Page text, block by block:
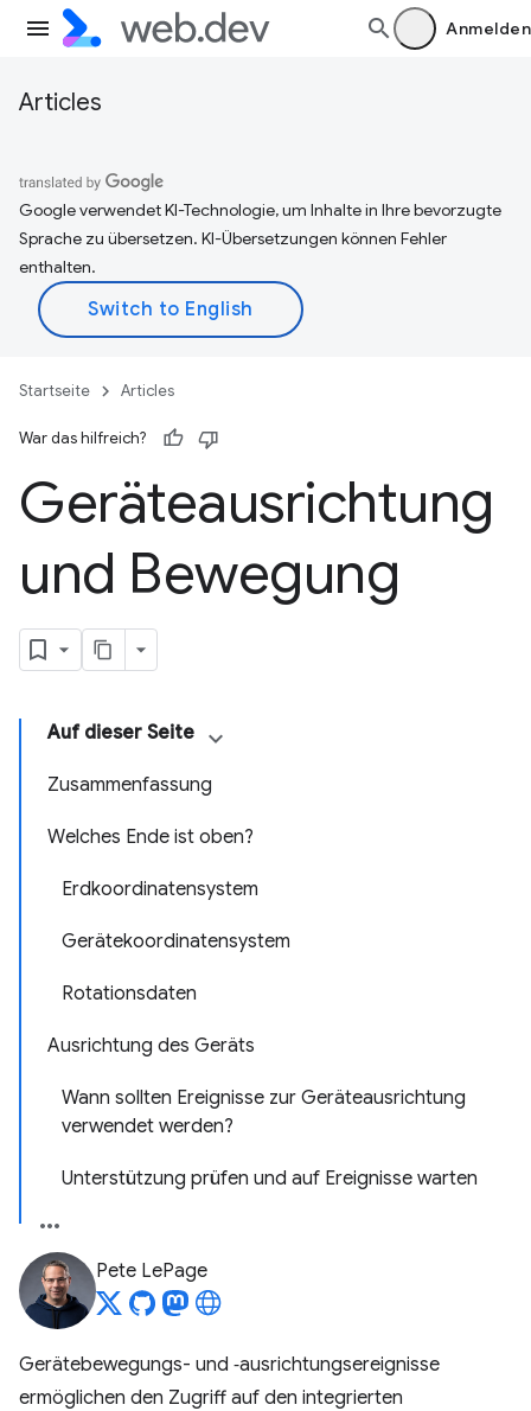
Anmelden
Articles
Google verwendet KI-Technologie, um Inhalte in Ihre bevorzugte
Sprache zu übersetzen. KI-Übersetzungen können Fehler
enthalten.
Startseite Articles
War das hilfreich?
Geräteausrichtung
und Bewegung
Auf dieser Seite
Zusammenfassung
Welches Ende ist oben?
Erdkoordinatensystem
Gerätekoordinatensystem
Rotationsdaten
Ausrichtung des Geräts
Wann sollten Ereignisse zur Geräteausrichtung
verwendet werden?
Unterstützung prüfen und auf Ereignisse warten
Pete LePage
Gerätebewegungs- und ‑ausrichtungsereignisse
ermöglichen den Zugriff auf den integrierten